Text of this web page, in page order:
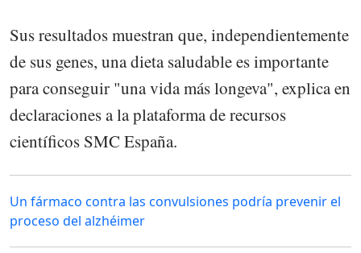
Sus resultados muestran que, independientemente
de sus genes, una dieta saludable es importante
para conseguir "una vida más longeva", explica en
declaraciones a la plataforma de recursos
científicos SMC España.
Un fármaco contra las convulsiones podría prevenir el
proceso del alzhéimer